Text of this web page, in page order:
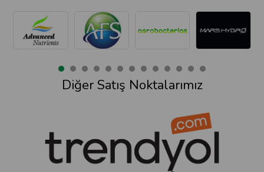
Diğer Satış Noktalarımız